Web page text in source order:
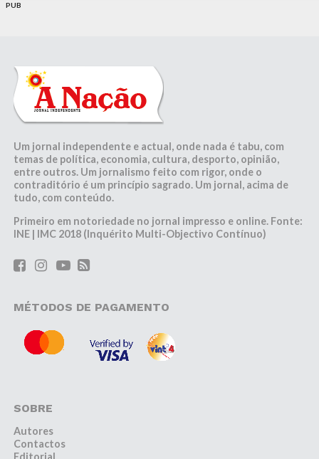
PUB
Um jornal independente e actual, onde nada é tabu, com
temas de política, economia, cultura, desporto, opinião,
entre outros. Um jornalismo feito com rigor, onde o
contraditório é um princípio sagrado. Um jornal, acima de
tudo, com conteúdo.
Primeiro em notoriedade no jornal impresso e online. Fonte:
INE | IMC 2018 (Inquérito Multi-Objectivo Contínuo)
MÉTODOS DE PAGAMENTO
SOBRE
Autores
Contactos